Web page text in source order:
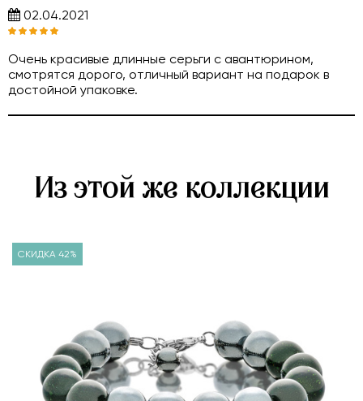
02.04.2021
Очень красивые длинные серьги с авантюрином,
смотрятся дорого, отличный вариант на подарок в
достойной упаковке.
Из этой же коллекции
СКИДКА 42%